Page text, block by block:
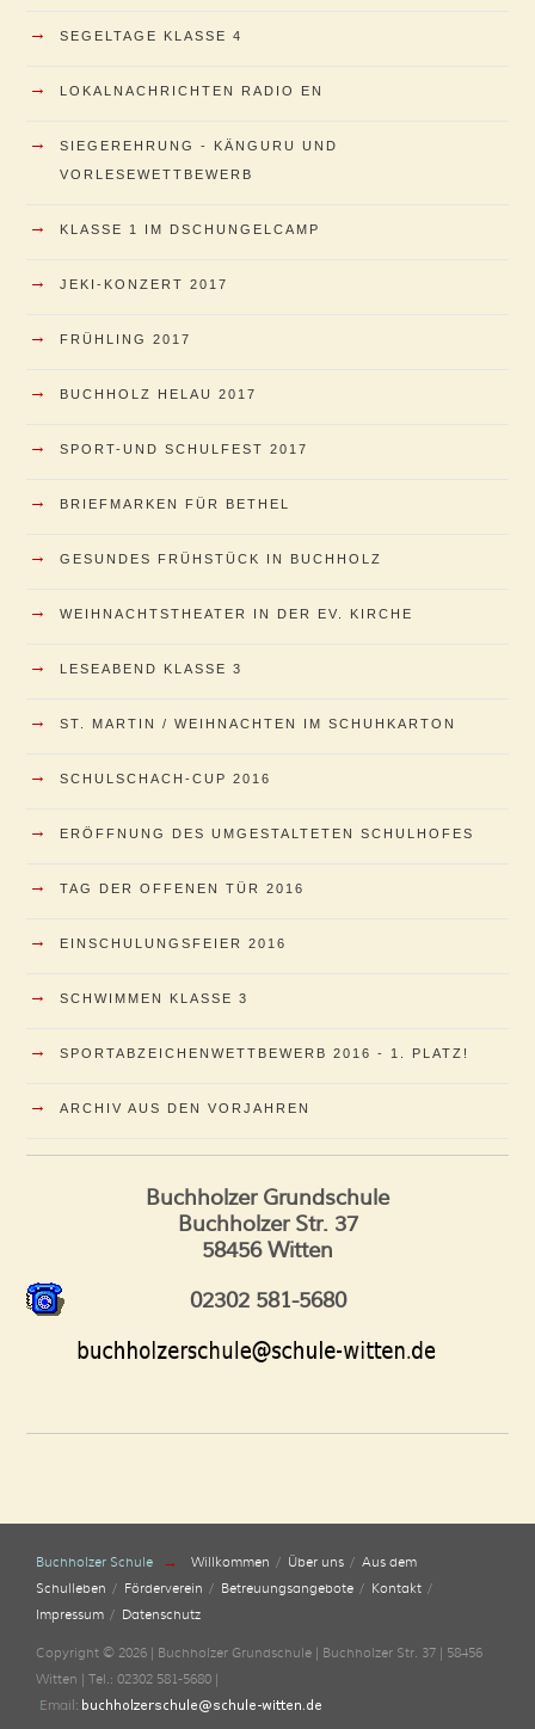
→ SEGELTAGE KLASSE 4
→ LOKALNACHRICHTEN RADIO EN
→
SIEGEREHRUNG - KÄNGURU UND
VORLESEWETTBEWERB
→ KLASSE 1 IM DSCHUNGELCAMP
→ JEKI-KONZERT 2017
→ FRÜHLING 2017
→ BUCHHOLZ HELAU 2017
→ SPORT-UND SCHULFEST 2017
→ BRIEFMARKEN FÜR BETHEL
→ GESUNDES FRÜHSTÜCK IN BUCHHOLZ
→ WEIHNACHTSTHEATER IN DER EV. KIRCHE
→ LESEABEND KLASSE 3
→ ST. MARTIN / WEIHNACHTEN IM SCHUHKARTON
→ SCHULSCHACH-CUP 2016
→ ERÖFFNUNG DES UMGESTALTETEN SCHULHOFES
→ TAG DER OFFENEN TÜR 2016
→ EINSCHULUNGSFEIER 2016
→ SCHWIMMEN KLASSE 3
→ SPORTABZEICHENWETTBEWERB 2016 - 1. PLATZ!
→ ARCHIV AUS DEN VORJAHREN
Buchholzer Grundschule
Buchholzer Str. 37
58456 Witten
02302 581-5680
Buchholzer Schule → Willkommen Über uns
Aus dem
Schulleben
Förderverein Betreuungsangebote
Kontakt
Impressum
Datenschutz
Copyright © 2026 | Buchholzer Grundschule | Buchholzer Str. 37 | 58456
Witten | Tel.: 02302 581-5680 |